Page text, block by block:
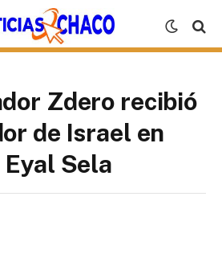
Zdero recibió
de Israel en
Sela